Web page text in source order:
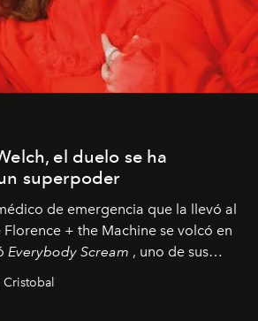
el duelo se ha
superpoder
de emergencia que la llevó al
Florence + the Machine se volcó en
Everybody Scream , uno de sus
hasta la fecha.
Cristobal